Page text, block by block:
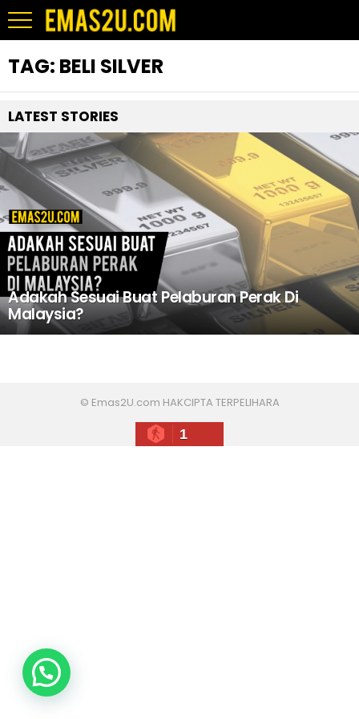
TAG: BELI SILVER
LATEST STORIES
Adakah Sesuai Buat Pelaburan Perak Di
Malaysia?
© Emas2U.com HAKCIPTA TERPELIHARA
1